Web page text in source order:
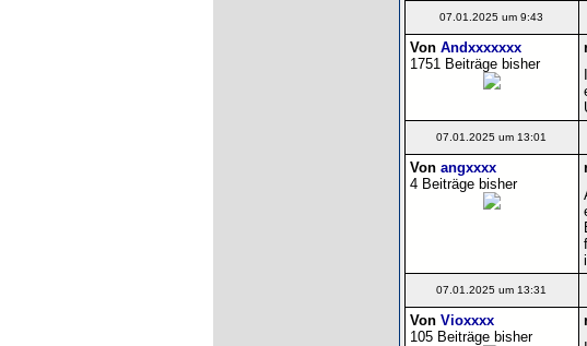
07.01.2025 um 9:43
Von Andxxxxxxx
1751 Beiträge bisher
07.01.2025 um 13:01
Von angxxxx
4 Beiträge bisher
07.01.2025 um 13:31
Von Vioxxxx
105 Beiträge bisher